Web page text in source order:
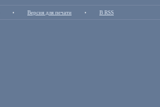
• Версия для печати • В RSS